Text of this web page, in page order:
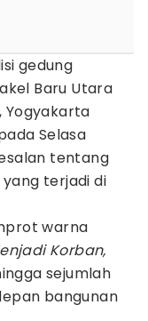
gedung
Baru Utara
Yogyakarta
Selasa
tentang
terjadi di
warna
Korban,
sejumlah
bangunan